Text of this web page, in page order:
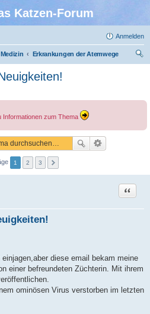
Katzen-Forum
Anmelden
Erkrankungen der Atemwege
Informationen zum Thema
1 2 3
Zitat
diese email bekam meine
einer befreundeten Züchterin. Mit ihrem
ominösen Virus verstorben im letzten